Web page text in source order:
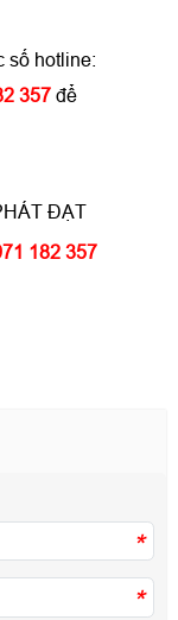
số hotline:
357 để
ĐẠT
182 357
*
*